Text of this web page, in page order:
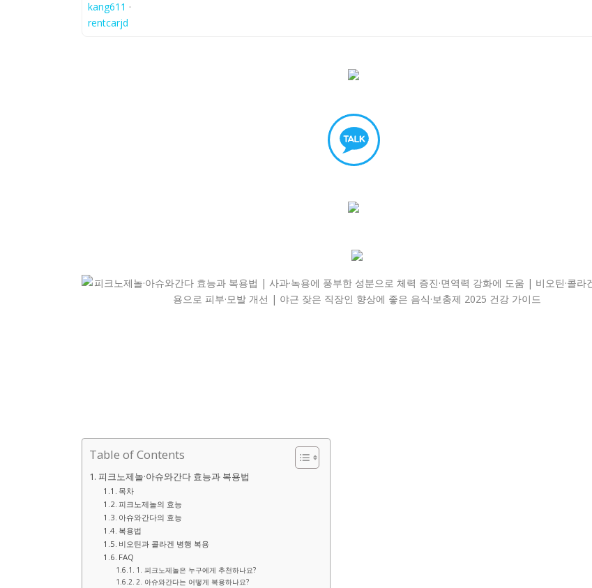
kang611 ·
rentcarjd
Table of Contents
피크노제놀·아슈와간다 효능과 복용법
목차
피크노제놀의 효능
아슈와간다의 효능
복용법
비오틴과 콜라겐 병행 복용
FAQ
1. 피크노제놀은 누구에게 추천하나요?
2. 아슈와간다는 어떻게 복용하나요?